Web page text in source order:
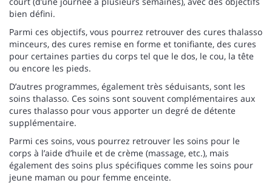
bien défini.
Parmi ces objectifs, vous pourrez retrouver des cures thalasso
minceurs, des cures remise en forme et tonifiante, des cures
pour certaines parties du corps tel que le dos, le cou, la tête
ou encore les pieds.
D’autres programmes, également très séduisants, sont les
soins thalasso. Ces soins sont souvent complémentaires aux
cures thalasso pour vous apporter un degré de détente
supplémentaire.
Parmi ces soins, vous pourrez retrouver les soins pour le
corps à l’aide d’huile et de crème (massage, etc.), mais
également des soins plus spécifiques comme les soins pour
jeune maman ou pour femme enceinte.